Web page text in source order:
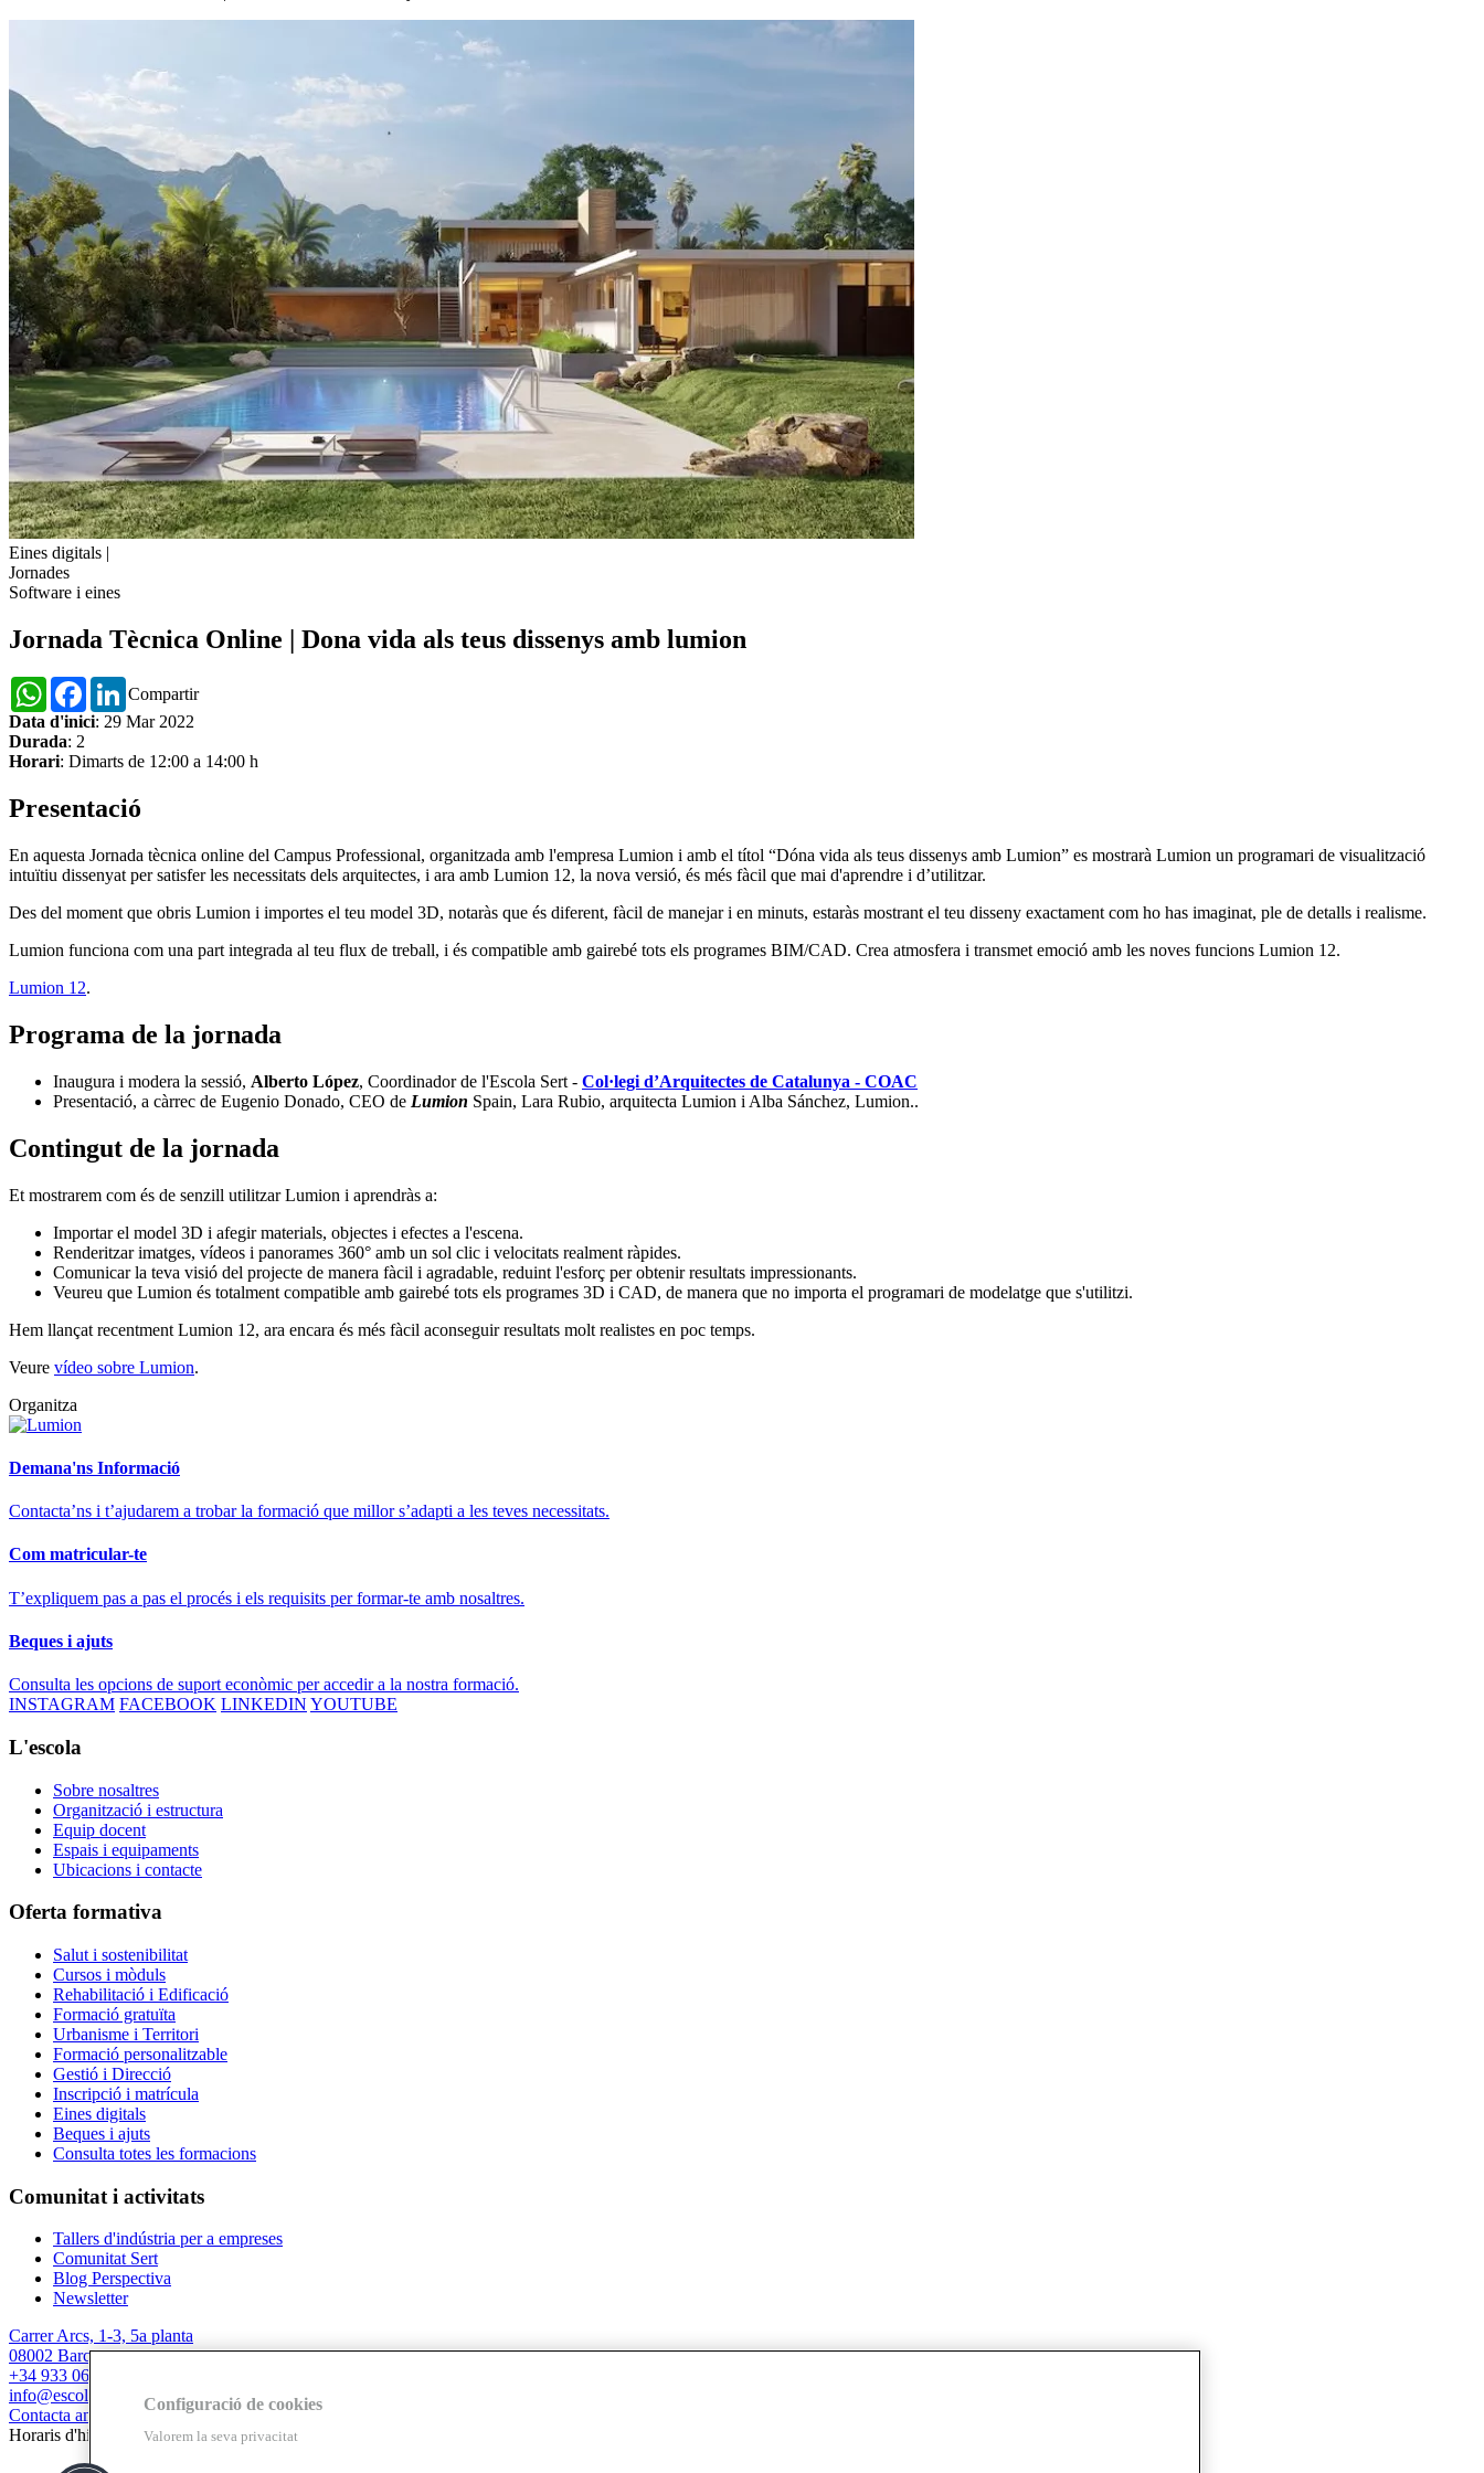
Eines digitals |
Jornades
Software i eines
Jornada Tècnica Online | Dona vida als teus dissenys amb lumion
Compartir
WhatsAppFacebookLinkedIn
Data d'inici: 29 Mar 2022
Durada: 2
Horari: Dimarts de 12:00 a 14:00 h
Presentació
En aquesta Jornada tècnica online del Campus Professional, organitzada amb l'empresa Lumion i amb el títol “Dóna vida als teus dissenys amb Lumion” es mostrarà Lumion un programari de visualització
intuïtiu dissenyat per satisfer les necessitats dels arquitectes, i ara amb Lumion 12, la nova versió, és més fàcil que mai d'aprendre i d’utilitzar.
Des del moment que obris Lumion i importes el teu model 3D, notaràs que és diferent, fàcil de manejar i en minuts, estaràs mostrant el teu disseny exactament com ho has imaginat, ple de detalls i realisme.
Lumion funciona com una part integrada al teu flux de treball, i és compatible amb gairebé tots els programes BIM/CAD. Crea atmosfera i transmet emoció amb les noves funcions Lumion 12.
Lumion 12.
Programa de la jornada
Inaugura i modera la sessió, Alberto López, Coordinador de l'Escola Sert - Col·legi d’Arquitectes de Catalunya - COAC
Presentació, a càrrec de Eugenio Donado, CEO de Lumion Spain, Lara Rubio, arquitecta Lumion i Alba Sánchez, Lumion..
Contingut de la jornada
Et mostrarem com és de senzill utilitzar Lumion i aprendràs a:
Importar el model 3D i afegir materials, objectes i efectes a l'escena.
Renderitzar imatges, vídeos i panorames 360° amb un sol clic i velocitats realment ràpides.
Comunicar la teva visió del projecte de manera fàcil i agradable, reduint l'esforç per obtenir resultats impressionants.
Veureu que Lumion és totalment compatible amb gairebé tots els programes 3D i CAD, de manera que no importa el programari de modelatge que s'utilitzi.
Hem llançat recentment Lumion 12, ara encara és més fàcil aconseguir resultats molt realistes en poc temps.
Veure vídeo sobre Lumion.
Organitza
Demana'ns Informació
Contacta’ns i t’ajudarem a trobar la formació que millor s’adapti a les teves necessitats.
Com matricular-te
T’expliquem pas a pas el procés i els requisits per formar-te amb nosaltres.
Beques i ajuts
Consulta les opcions de suport econòmic per accedir a la nostra formació.
INSTAGRAM FACEBOOK LINKEDIN YOUTUBE
L'escola
Sobre nosaltres
Organització i estructura
Equip docent
Espais i equipaments
Ubicacions i contacte
Oferta formativa
Salut i sostenibilitat
Cursos i mòduls
Rehabilitació i Edificació
Formació gratuïta
Urbanisme i Territori
Formació personalitzable
Gestió i Direcció
Inscripció i matrícula
Eines digitals
Beques i ajuts
Consulta totes les formacions
Comunitat i activitats
Tallers d'indústria per a empreses
Comunitat Sert
Blog Perspectiva
Newsletter
Carrer Arcs, 1-3, 5a planta
08002 Barcelona
+34 933 067 844
info@escolasert.com
Contacta amb nosaltres
Horaris d'hivern: DLL a DJ de 8.30 a 16.30 h / DV de 8.30 a 14 h.
Configuració de cookies
Valorem la seva privacitat